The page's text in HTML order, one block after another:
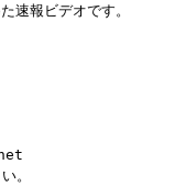
速報ビデオです。
。